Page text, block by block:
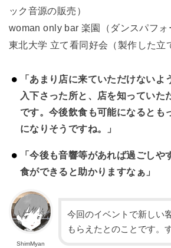
ック音源の販売）
woman only bar 楽園（ダンスパフォ
東北大学 立て看同好会（製作した立
「あまり店に来ていただけないよ
入下さった所と、店を知っていた
です。今後飲食も可能になるとも
になりそうですね。」
「今後も音響等があれば過ごしや
食ができると助かりますなぁ」
ShimMyan
今回のイベントで新しい
もらえたとのことです。